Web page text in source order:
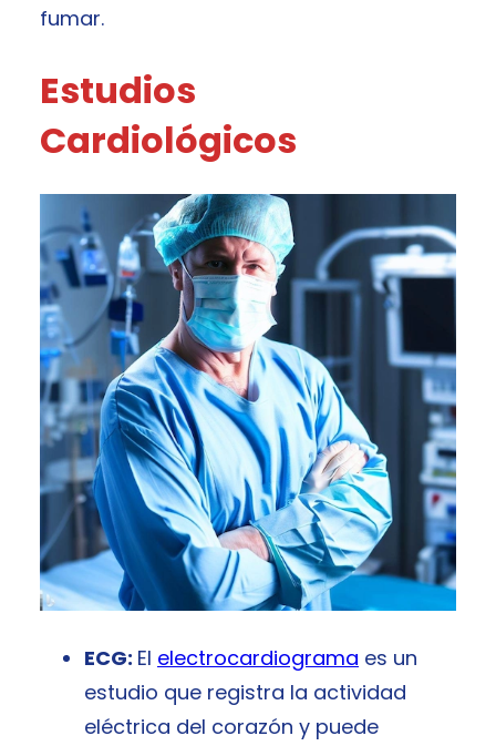
fumar.
Estudios
Cardiológicos
ECG: El electrocardiograma es un
estudio que registra la actividad
eléctrica del corazón y puede